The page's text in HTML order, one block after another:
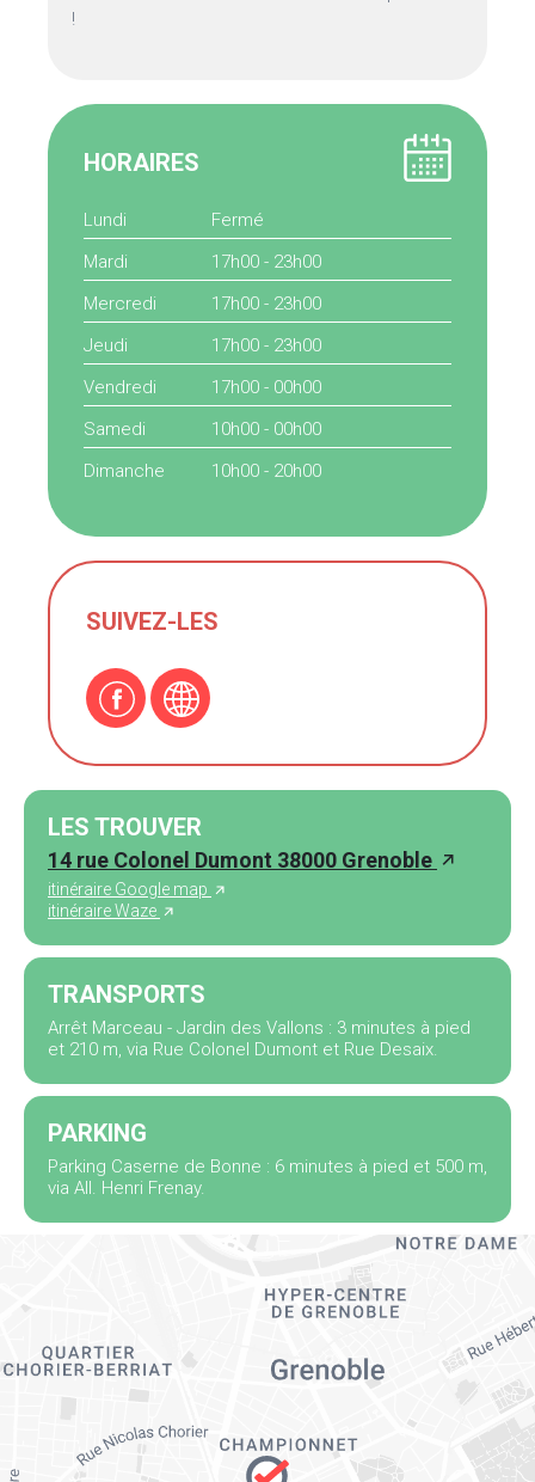
!
HORAIRES
Lundi
Fermé
Mardi
17h00 - 23h00
Mercredi
17h00 - 23h00
Jeudi
17h00 - 23h00
Vendredi
17h00 - 00h00
Samedi
10h00 - 00h00
Dimanche
10h00 - 20h00
SUIVEZ-LES
LES TROUVER
14 rue Colonel Dumont 38000 Grenoble
itinéraire Google map
itinéraire Waze
TRANSPORTS
Arrêt Marceau - Jardin des Vallons : 3 minutes à pied
et 210 m, via Rue Colonel Dumont et Rue Desaix.
PARKING
Parking Caserne de Bonne : 6 minutes à pied et 500 m,
via All. Henri Frenay.